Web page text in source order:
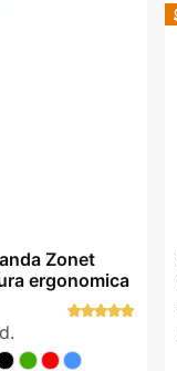
Zonet
ergonomica